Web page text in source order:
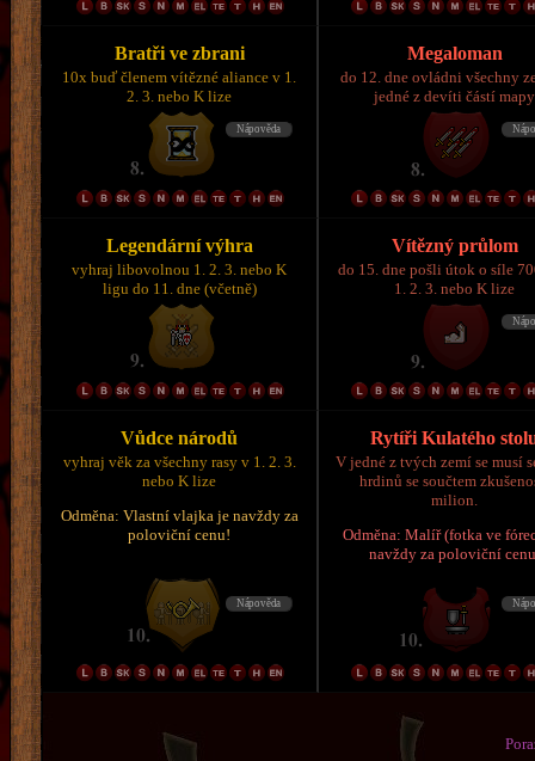
Bratři ve zbrani
10x buď členem vítězné aliance v 1.
2. 3. nebo K lize
Megaloman
do 12. dne ovládni všechny
jedné z devíti částí mapy
Legendární výhra
vyhraj libovolnou 1. 2. 3. nebo K
ligu do 11. dne (včetně)
Vítězný průlom
do 15. dne pošli útok o síle
1. 2. 3. nebo K lize
Vůdce národů
vyhraj věk za všechny rasy v 1. 2. 3.
nebo K lize
Odměna: Vlastní vlajka je navždy za
poloviční cenu!
Rytíři Kulatého
V jedné z tvých zemí se musí
hrdinů se součtem
milion.
Odměna: Malíř (fotka ve
navždy za poloviční